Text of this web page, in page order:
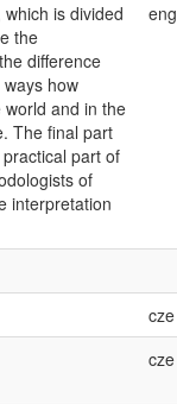
is divided
the
difference
how
and in the
The final part
part of
of
interpretation
eng
cze
cze